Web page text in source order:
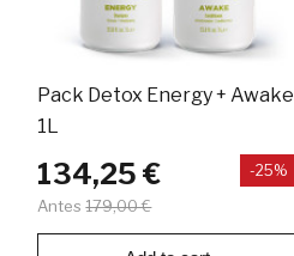
Pack Detox Energy + Awake
1L
134,25 €
Antes 179,00 €
-25%